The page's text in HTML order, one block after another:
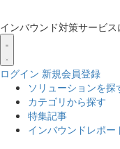
インバウンド対策サービ
ログイン 新規会員登録
ソリューションを探
カテゴリから探す
特集記事
インバウンドレポー